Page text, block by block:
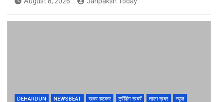
DEHARDUN NEWSBEAT खबर हटकर ट्रेंडिंग खबरें ताज़ा ख़बर
न्यूज़